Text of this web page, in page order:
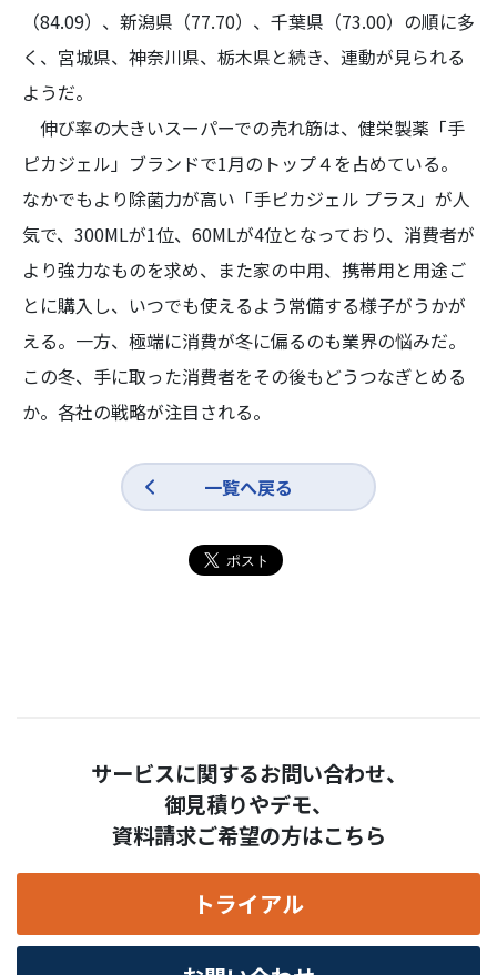
（84.09）、新潟県（77.70）、千葉県（73.00）の順に多
く、宮城県、神奈川県、栃木県と続き、連動が見られる
ようだ。
伸び率の大きいスーパーでの売れ筋は、健栄製薬「手
ピカジェル」ブランドで1月のトップ４を占めている。
なかでもより除菌力が高い「手ピカジェル プラス」が人
気で、300MLが1位、60MLが4位となっており、消費者が
より強力なものを求め、また家の中用、携帯用と用途ご
とに購入し、いつでも使えるよう常備する様子がうかが
える。一方、極端に消費が冬に偏るのも業界の悩みだ。
この冬、手に取った消費者をその後もどうつなぎとめる
か。各社の戦略が注目される。
一覧へ戻る
サービスに関するお問い合わせ、
御見積りやデモ、
資料請求ご希望の方はこちら
トライアル